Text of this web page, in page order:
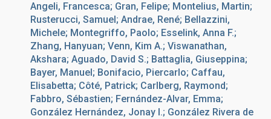
Angeli, Francesca; Gran, Felipe; Montelius, Martin;
Rusterucci, Samuel; Andrae, René; Bellazzini,
Michele; Montegriffo, Paolo; Esselink, Anna F.;
Zhang, Hanyuan; Venn, Kim A.; Viswanathan,
Akshara; Aguado, David S.; Battaglia, Giuseppina;
Bayer, Manuel; Bonifacio, Piercarlo; Caffau,
Elisabetta; Côté, Patrick; Carlberg, Raymond;
Fabbro, Sébastien; Fernández-Alvar, Emma;
González Hernández, Jonay I.; González Rivera de